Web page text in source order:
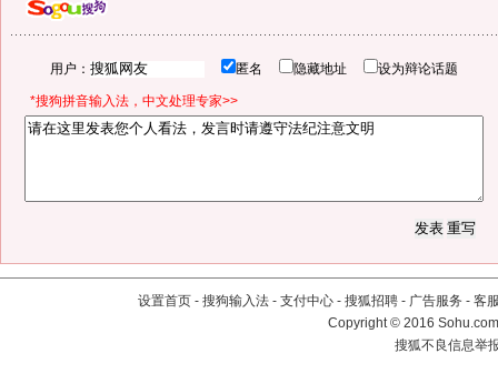
用户： 匿名 隐藏地址 设为辩论话题
*搜狗拼音输入法，中文处理专家>>
设置首页 - 搜狗输入法 - 支付中心 - 搜狐招聘 - 广告服务 - 客
Copyright©2016
搜狐不良信息举